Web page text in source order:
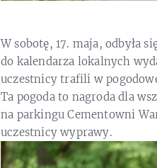
W sobotę, 17. maja, odbyła
do kalendarza lokalnych
uczestnicy trafili w
Ta pogoda to nagroda dla
na parkingu Cementowni
uczestnicy wyprawy.